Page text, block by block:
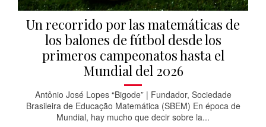
Un recorrido por las matemáticas de
los balones de fútbol desde los
primeros campeonatos hasta el
Mundial del 2026
Antônio José Lopes “Bigode” | Fundador, Sociedade
Brasileira de Educação Matemática (SBEM) En época de
Mundial, hay mucho que decir sobre la...